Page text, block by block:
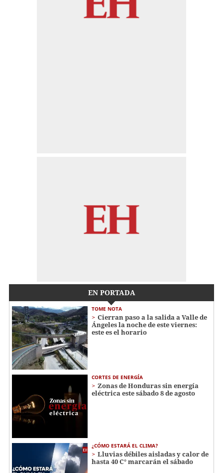
EN PORTADA
TOME NOTA
Cierran paso a la salida a Valle de
Ángeles la noche de este viernes:
este es el horario
CORTES DE ENERGÍA
Zonas de Honduras sin energía
eléctrica este sábado 8 de agosto
¿CÓMO ESTARÁ EL CLIMA?
Lluvias débiles aisladas y calor de
hasta 40 C° marcarán el sábado